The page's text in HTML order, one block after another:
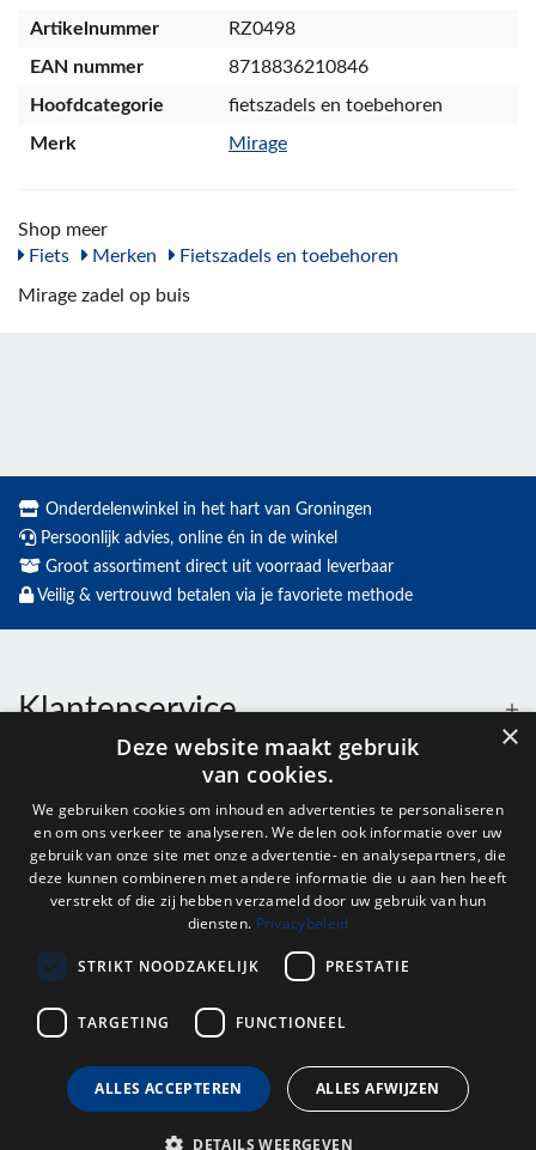
Artikelnummer
RZ0498
EAN nummer
8718836210846
Hoofdcategorie
fietszadels en toebehoren
Merk
Mirage
Shop meer
Fiets
Merken Fietszadels en toebehoren
Mirage zadel op buis
Onderdelenwinkel in het hart van Groningen
Persoonlijk advies, online én in de winkel
Groot assortiment direct uit voorraad leverbaar
Veilig & vertrouwd betalen via je favoriete methode
Klantenservice
Openingstijden
Nieuwsbrief
×
Deze website maakt gebruik
van cookies.
We gebruiken cookies om inhoud en advertenties te personaliseren
en om ons verkeer te analyseren. We delen ook informatie over uw
gebruik van onze site met onze advertentie- en analysepartners, die
deze kunnen combineren met andere informatie die u aan hen heeft
verstrekt of die zij hebben verzameld door uw gebruik van hun
diensten. Privacybeleid
STRIKT NOODZAKELIJK PRESTATIE
TARGETING FUNCTIONEEL
ALLES ACCEPTEREN ALLES AFWIJZEN
DETAILS WEERGEVEN